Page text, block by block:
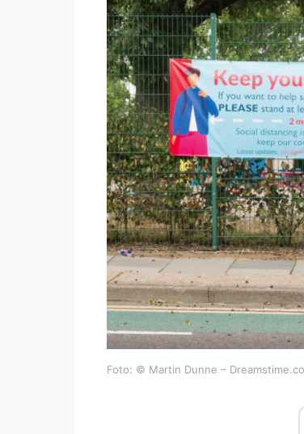
Foto: © Martin Dunne –